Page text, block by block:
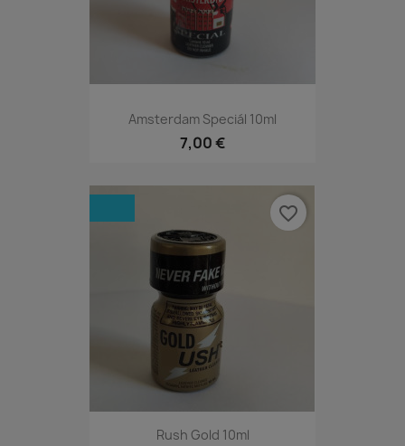
Amsterdam Speciál 10ml
7,00 €
Rush Gold 10ml
favorite_border